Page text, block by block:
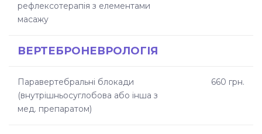
рефлексотерапія з елементами
масажу
ВЕРТЕБРОНЕВРОЛОГІЯ
Паравертебральні блокади
(внутрішньосуглобова або інша з
мед. препаратом)
660 грн.